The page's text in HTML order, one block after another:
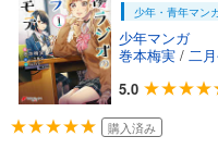
少年・青年マン
少年マンガ
巻本梅実 / 二
5.0
購入済み